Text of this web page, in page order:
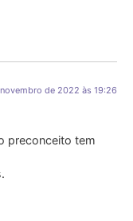
de 2022 às 19:26
preconceito tem